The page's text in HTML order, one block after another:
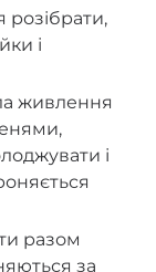
розібрати,
і
живлення
і
разом
за